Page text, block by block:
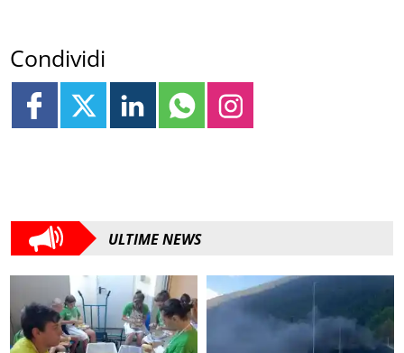
Condividi
ULTIME NEWS